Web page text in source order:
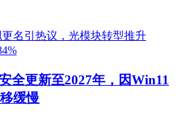
全更新至2027年，因Win11
缓慢